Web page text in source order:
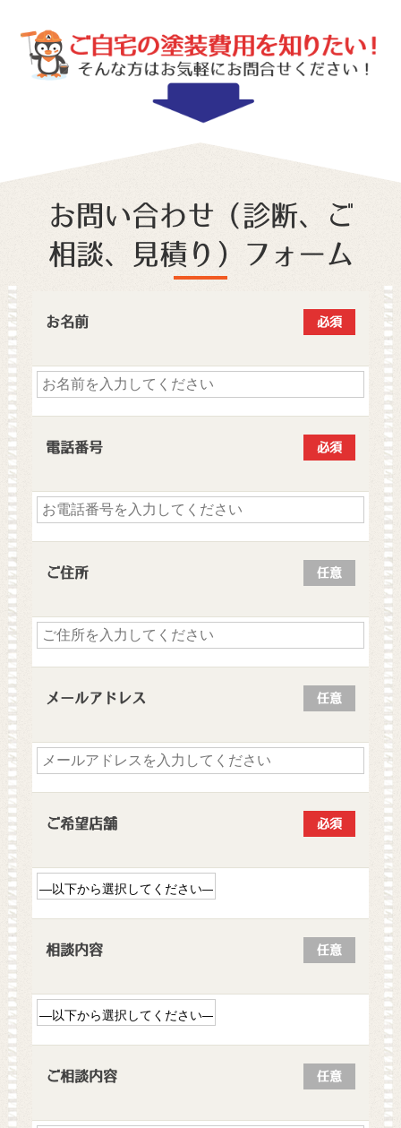
お問い合わせ（診断、ご
相談、見積り）フォーム
お名前 必須
電話番号 必須
ご住所 任意
メールアドレス 任意
ご希望店舗 必須
相談内容 任意
ご相談内容 任意